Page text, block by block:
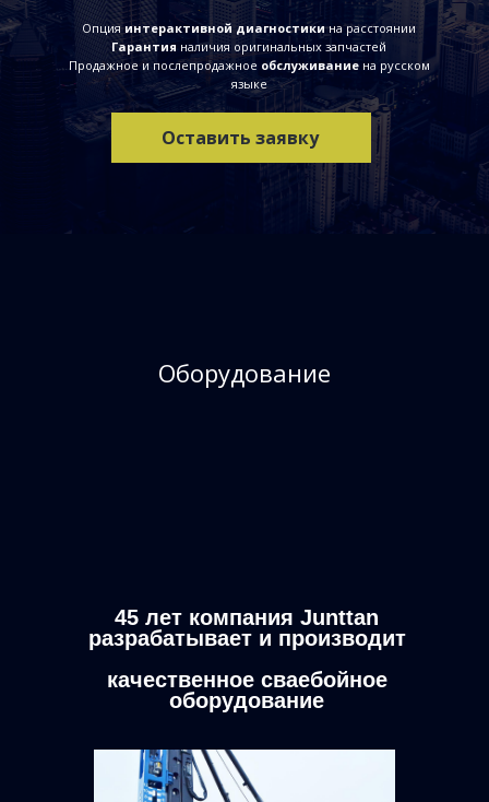
Оставить заявку
Опцияинтерактивной диагностикина расстоянии
Гарантия наличия оригинальных запчастей
Продажное и послепродажное обслуживание на русском
языке
Оборудование
45 лет компания Junttan
разрабатывает и производит
качественное сваебойное
оборудование